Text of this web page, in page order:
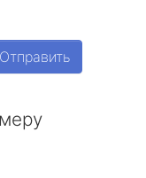
Отправить